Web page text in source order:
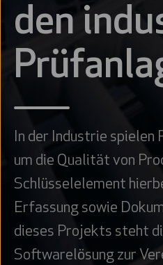
den
In der Industrie spielen
um die Qualität von
Schlüsselelement
Erfassung sowie
dieses Projekts steht
Softwarelösung zur